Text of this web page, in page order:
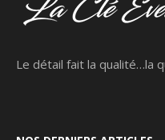
Le détail fait la qualité…la